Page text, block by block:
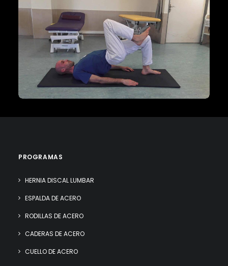
PROGRAMAS
HERNIA DISCAL LUMBAR
ESPALDA DE ACERO
RODILLAS DE ACERO
CADERAS DE ACERO
CUELLO DE ACERO